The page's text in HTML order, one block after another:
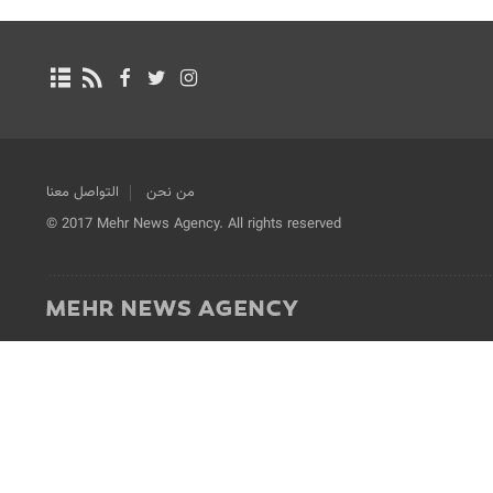
من نحن
التواصل معنا
© 2017 Mehr News Agency. All rights reserved